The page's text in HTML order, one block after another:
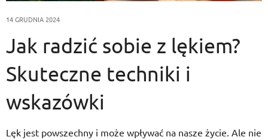
14 GRUDNIA 2024
Jak radzić sobie z lękiem?
Skuteczne techniki i
wskazówki
Lęk jest powszechny i może wpływać na nasze życie. Ale nie